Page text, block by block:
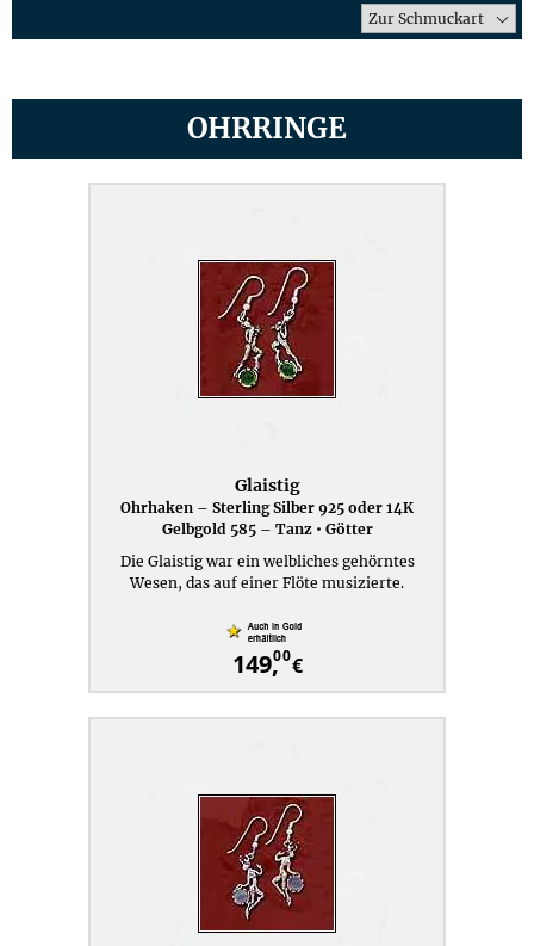
Zur Schmuckart
OHRRINGE
Glaistig
Ohrhaken – Sterling Silber 925 oder 14K
Gelbgold 585 – Tanz • Götter
Die Glaistig war ein welbliches gehörntes
Wesen, das auf einer Flöte musizierte.
149,00€